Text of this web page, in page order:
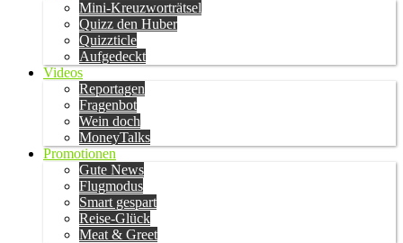
Mini-Kreuzworträtsel
Quizz den Huber
Quizzticle
Aufgedeckt
Videos
Reportagen
Fragenbot
Wein doch
MoneyTalks
Promotionen
Gute News
Flugmodus
Smart gespart
Reise-Glück
Meat & Greet